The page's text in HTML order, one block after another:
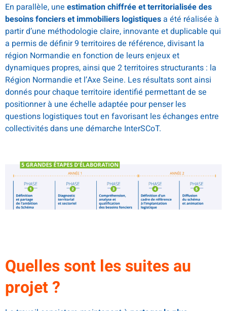
En parallèle, une estimation chiffrée et territorialisée des
besoins fonciers et immobiliers logistiquesa été réalisée à
partir d’une méthodologie claire, innovante et duplicable qui
a permis de définir 9 territoires de référence, divisant la
région Normandie en fonction de leurs enjeux et
dynamiques propres, ainsi que 2 territoires structurants : la
Région Normandie et l’Axe Seine. Les résultats sont ainsi
donnés pour chaque territoire identifié permettant de se
positionner à une échelle adaptée pour penser les
questions logistiques tout en favorisant les échanges entre
collectivités dans une démarche InterSCoT.
Quelles sont les suites au
projet ?